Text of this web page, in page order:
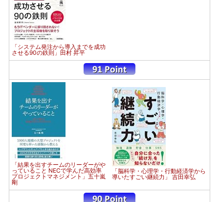
「システム発注から導入までを成功
させる90の鉄則」田村 昇平
「結果を出すチームのリーダーがや
っていること NECで学んだ高効率
プロジェクトマネジメント」五十嵐
剛
「脳科学・心理学・行動経済学から
導いたすごい継続力」 吉田幸弘